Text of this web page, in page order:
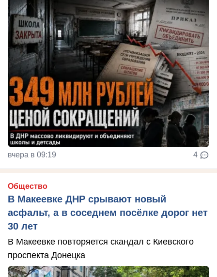
вчера в 09:19 4
Общество
В Макеевке ДНР срывают новый
асфальт, а в соседнем посёлке дорог нет
30 лет
В Макеевке повторяется скандал с Киевского
проспекта Донецка